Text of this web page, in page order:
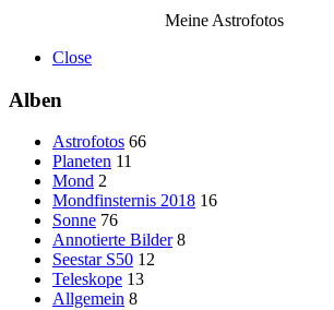
Meine Astrofotos
Close
Alben
Astrofotos 66
Planeten 11
Mond 2
Mondfinsternis 2018 16
Sonne 76
Annotierte Bilder 8
Seestar S50 12
Teleskope 13
Allgemein 8